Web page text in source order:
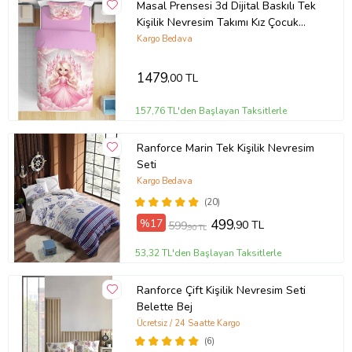
Masal Prensesi 3d Dijital Baskılı Tek
Kişilik Nevresim Takımı Kız Çocuk
Genç Odası (Pudra Pembe)
Kargo Bedava
1479,00 TL
157,76 TL'den Başlayan Taksitlerle
Ranforce Marin Tek Kişilik Nevresim
Seti
(20)
Kargo Bedava
%17 599,90 TL 499,90 TL
53,32 TL'den Başlayan Taksitlerle
Ranforce Çift Kişilik Nevresim Seti
Belette Bej
(6)
Ücretsiz / 24 Saatte Kargo